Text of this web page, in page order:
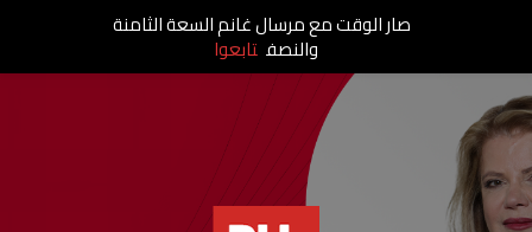
صار الوقت مع مرسال غانم السعة الثامنة
والنصف تابعوا